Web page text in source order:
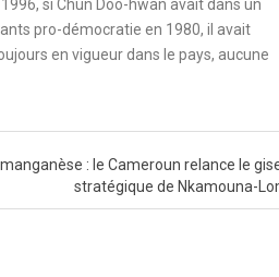
si Chun Doo-hwan avait dans un
pro-démocratie en 1980, il avait
en vigueur dans le pays, aucune
: le Cameroun relance le
stratégique de Nkamouna-